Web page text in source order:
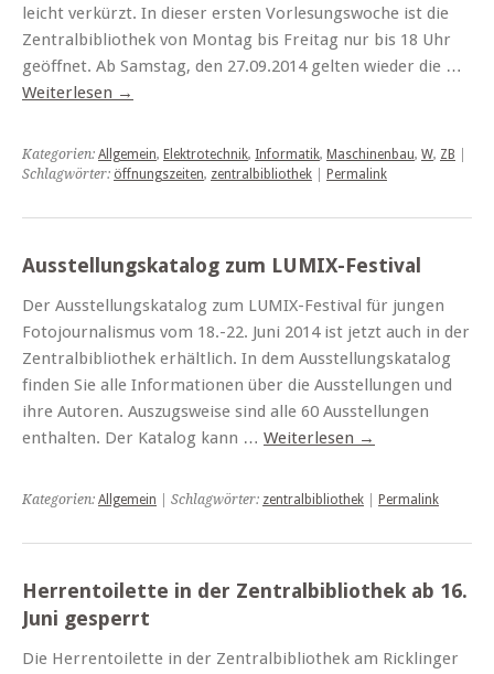
leicht verkürzt. In dieser ersten Vorlesungswoche ist die
Zentralbibliothek von Montag bis Freitag nur bis 18 Uhr
geöffnet. Ab Samstag, den 27.09.2014 gelten wieder die …
Weiterlesen →
Kategorien: Allgemein, Elektrotechnik, Informatik, Maschinenbau, W, ZB
Schlagwörter: öffnungszeiten, zentralbibliothek Permalink
Ausstellungskatalog zum LUMIX-Festival
Der Ausstellungskatalog zum LUMIX-Festival für jungen
Fotojournalismus vom 18.-22. Juni 2014 ist jetzt auch in der
Zentralbibliothek erhältlich. In dem Ausstellungskatalog
finden Sie alle Informationen über die Ausstellungen und
ihre Autoren. Auszugsweise sind alle 60 Ausstellungen
enthalten. Der Katalog kann … Weiterlesen →
Kategorien: Allgemein | Schlagwörter: zentralbibliothek Permalink
Herrentoilette in der Zentralbibliothek ab 16.
Juni gesperrt
Die Herrentoilette in der Zentralbibliothek am Ricklinger